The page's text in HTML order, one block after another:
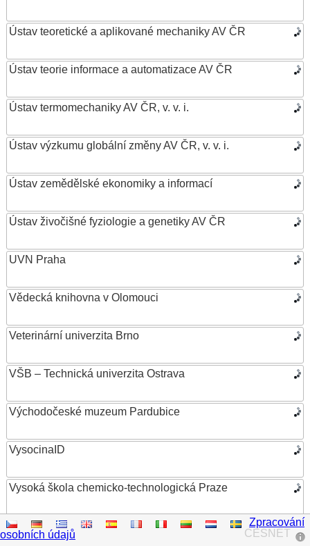
Ústav teoretické a aplikované mechaniky AV ČR
Ústav teorie informace a automatizace AV ČR
Ústav termomechaniky AV ČR, v. v. i.
Ústav výzkumu globální změny AV ČR, v. v. i.
Ústav zemědělské ekonomiky a informací
Ústav živočišné fyziologie a genetiky AV ČR
UVN Praha
Vědecká knihovna v Olomouci
Veterinární univerzita Brno
VŠB – Technická univerzita Ostrava
Východočeské muzeum Pardubice
VysocinaID
Vysoká škola chemicko-technologická Praze
Vysoká škola ekonomická v Praze
CESNET
Zpracování
osobních údajů